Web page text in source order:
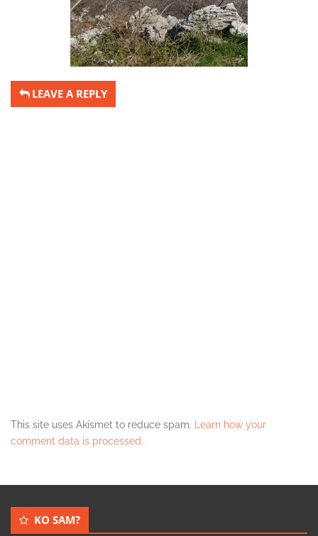
LEAVE A REPLY
This site uses Akismet to reduce spam. Learn how your
comment data is processed.
KO SAM?